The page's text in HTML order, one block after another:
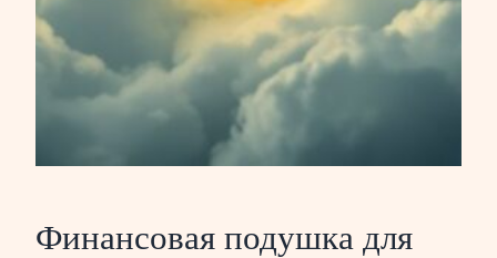
Финансовая подушка для